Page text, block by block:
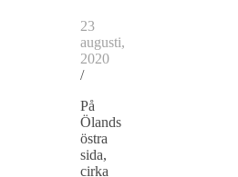
23
augusti,
2020
/
På
Ölands
östra
sida,
cirka